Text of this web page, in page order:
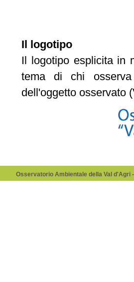
Il logotipo
Il logotipo esplicita in
tema di chi osserva
dell'oggetto osservato
Osservatorio Ambientale della Val d'Agri